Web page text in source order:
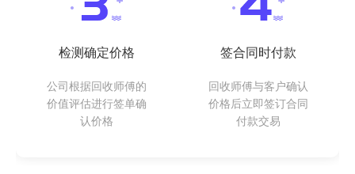
检测确定价格
公司根据回收师傅的
价值评估进行签单确
认价格
签合同时付款
回收师傅与客户确认
价格后立即签订合同
付款交易